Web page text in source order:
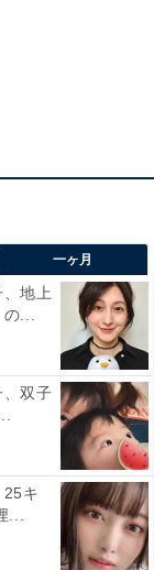
一ヶ月
、地上
の...
、双子
25キ
...